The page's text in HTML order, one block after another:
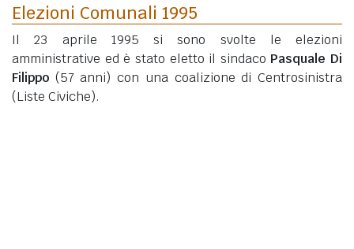
Elezioni Comunali 1995
Il 23 aprile 1995 si sono svolte le elezioni
amministrative ed è stato eletto il sindaco Pasquale Di
Filippo (57 anni) con una coalizione di Centrosinistra
(Liste Civiche).